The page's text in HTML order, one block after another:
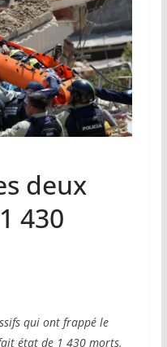
deux
430
qui ont frappé le
état de 1 430 morts.